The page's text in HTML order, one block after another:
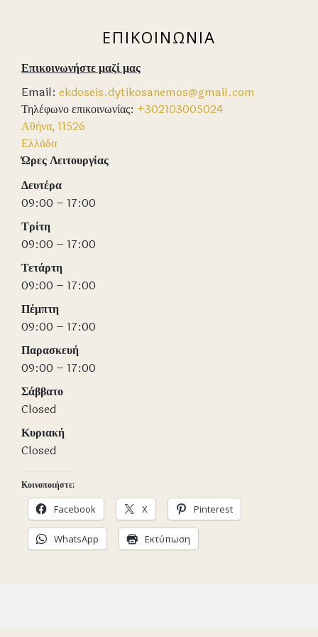
ΕΠΙΚΟΙΝΩΝΙΑ
Επικοινωνήστε μαζί μας
Email: ekdoseis.dytikosanemos@gmail.com
Τηλέφωνο επικοινωνίας: +302103005024
Αθήνα, 11526
Ελλάδα
Ώρες Λειτουργίας
Δευτέρα
09:00 – 17:00
Τρίτη
09:00 – 17:00
Τετάρτη
09:00 – 17:00
Πέμπτη
09:00 – 17:00
Παρασκευή
09:00 – 17:00
Σάββατο
Closed
Κυριακή
Closed
Κοινοποιήστε:
Facebook
X Pinterest
WhatsApp Εκτύπωση